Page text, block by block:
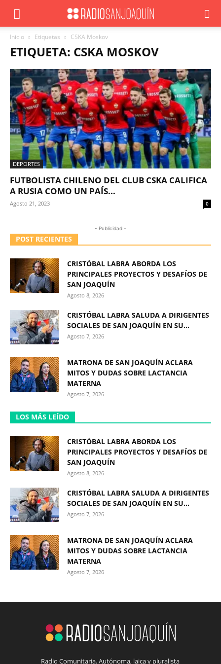
Inicio Etiquetas CSKA Moskov
ETIQUETA: CSKA MOSKOV
DEPORTES
FUTBOLISTA CHILENO DEL CLUB CSKA CALIFICA
A RUSIA COMO UN PAÍS...
Agosto 21, 2023 0
- Publicidad -
POST RECIENTES
CRISTÓBAL LABRA ABORDA LOS
PRINCIPALES PROYECTOS Y DESAFÍOS DE
SAN JOAQUÍN
Agosto 8, 2026
CRISTÓBAL LABRA SALUDA A DIRIGENTES
SOCIALES DE SAN JOAQUÍN EN SU...
Agosto 7, 2026
MATRONA DE SAN JOAQUÍN ACLARA
MITOS Y DUDAS SOBRE LACTANCIA
MATERNA
Agosto 7, 2026
LOS MÁS LEÍDO
CRISTÓBAL LABRA ABORDA LOS
PRINCIPALES PROYECTOS Y DESAFÍOS DE
SAN JOAQUÍN
Agosto 8, 2026
CRISTÓBAL LABRA SALUDA A DIRIGENTES
SOCIALES DE SAN JOAQUÍN EN SU...
Agosto 7, 2026
MATRONA DE SAN JOAQUÍN ACLARA
MITOS Y DUDAS SOBRE LACTANCIA
MATERNA
Agosto 7, 2026
Radio Comunitaria. Autónoma, laica y pluralista